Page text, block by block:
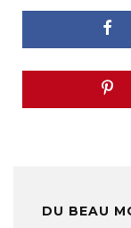
DU BEAU